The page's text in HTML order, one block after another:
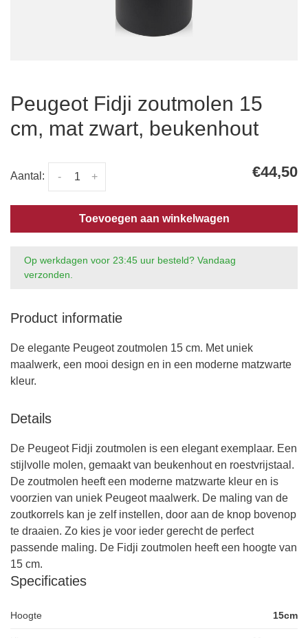
Peugeot Fidji zoutmolen 15
cm, mat zwart, beukenhout
Aantal: +
- €44,50
Toevoegen aan winkelwagen
Op werkdagen voor 23:45 uur besteld? Vandaag
verzonden.
Product informatie
De elegante Peugeot zoutmolen 15 cm. Met uniek
maalwerk, een mooi design en in een moderne matzwarte
kleur.
Details
De Peugeot Fidji zoutmolen is een elegant exemplaar. Een
stijlvolle molen, gemaakt van beukenhout en roestvrijstaal.
De zoutmolen heeft een moderne matzwarte kleur en is
voorzien van uniek Peugeot maalwerk. De maling van de
zoutkorrels kan je zelf instellen, door aan de knop bovenop
te draaien. Zo kies je voor ieder gerecht de perfect
passende maling. De Fidji zoutmolen heeft een hoogte van
15 cm.
Specificaties
Hoogte 15cm